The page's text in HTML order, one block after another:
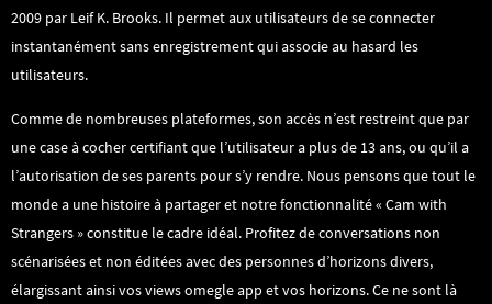
2009 par Leif K. Brooks. Il permet aux utilisateurs de se connecter
instantanément sans enregistrement qui associe au hasard les
utilisateurs.
Comme de nombreuses plateformes, son accès n’est restreint que par
une case à cocher certifiant que l’utilisateur a plus de 13 ans, ou qu’il a
l’autorisation de ses parents pour s’y rendre. Nous pensons que tout le
monde a une histoire à partager et notre fonctionnalité « Cam with
Strangers » constitue le cadre idéal. Profitez de conversations non
scénarisées et non éditées avec des personnes d’horizons divers,
élargissant ainsi vos views omegle app et vos horizons. Ce ne sont là